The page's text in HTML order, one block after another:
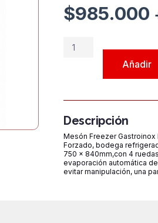
$985.000
Mesón
YPF9038
de1500mm
cantidad
Añadir
Descripción
Mesón Freezer
Forzado, bodega
750 x 840mm,con 4
evaporación automática
evitar manipulación, una